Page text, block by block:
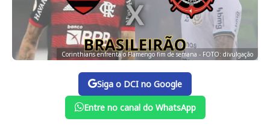
Corinthians enfrenta o Flamengo fim de semana - FOTO: divulgação
Siga o DCI no Google
Entre no canal do WhatsApp